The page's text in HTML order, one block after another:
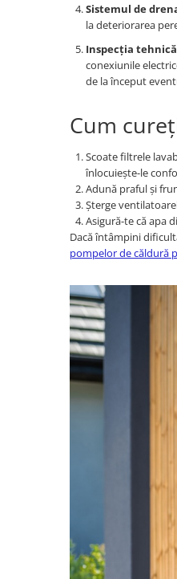
Sistemul de
la deteriorarea
Inspecția
conexiunile
de la început
Cum
Scoate filtrele
înlocuiește-le
Adună praful și
Șterge
Asigură-te că apa
Dacă întâmpini
pompelor de căldură